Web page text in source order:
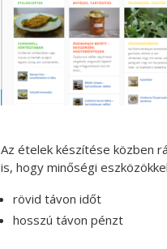
Az ételek készítése közben
is, hogy minőségi
rövid távon időt
hosszú távon pénzt